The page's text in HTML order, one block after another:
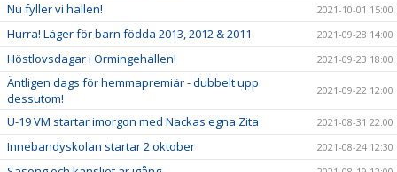
Nu fyller vi hallen! 2021-10-01 15:00
Hurra! Läger för barn födda 2013, 2012 & 2011 2021-09-28 14:00
Höstlovsdagar i Ormingehallen! 2021-09-23 18:00
Äntligen dags för hemmapremiär - dubbelt upp
dessutom!
2021-09-22 12:00
U-19 VM startar imorgon med Nackas egna Zita 2021-08-31 22:00
Innebandyskolan startar 2 oktober 2021-08-24 12:30